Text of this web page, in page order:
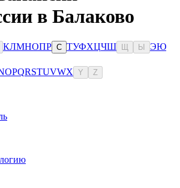
в Балаково
КЛМНОПР С ТУФХЦЧШ Ы ЭЮ
OPQRSTUVWX Y Z